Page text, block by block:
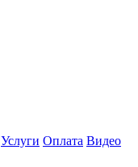
Услуги Оплата Видео